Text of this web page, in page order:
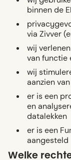
binnen de
via Zivver
wij
van functie
wij
aanzien
er is een
en
datalekken
er is een
aangesteld
Welke